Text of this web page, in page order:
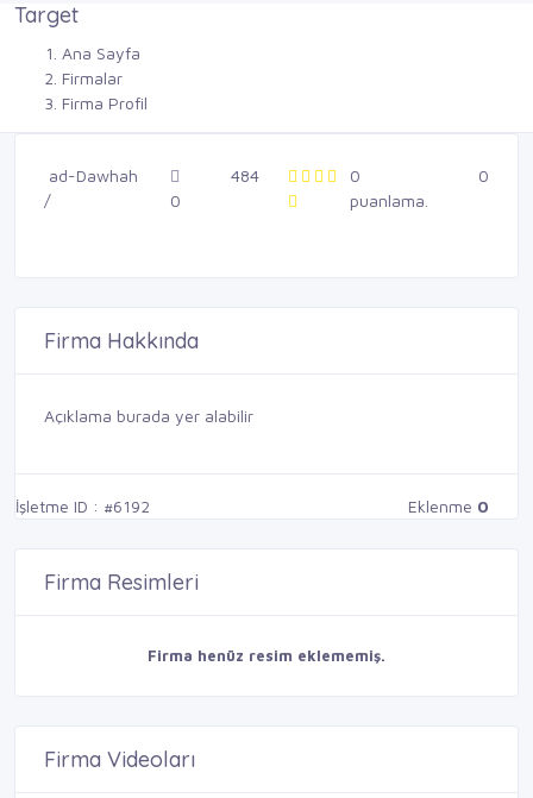
Target
Ana Sayfa
Firmalar
Firma Profil
ad-Dawhah
/
0
484
0
puanlama.
0
Firma Hakkında
Açıklama burada yer alabilir
İşletme ID : #6192 Eklenme 0
Firma Resimleri
Firma henüz resim eklememiş.
Firma Videoları